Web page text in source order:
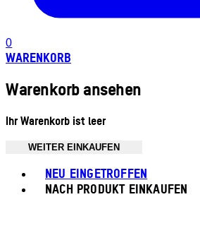
0
WARENKORB
Warenkorb ansehen
Ihr Warenkorb ist leer
WEITER EINKAUFEN
NEU EINGETROFFEN
NACH PRODUKT EINKAUFEN